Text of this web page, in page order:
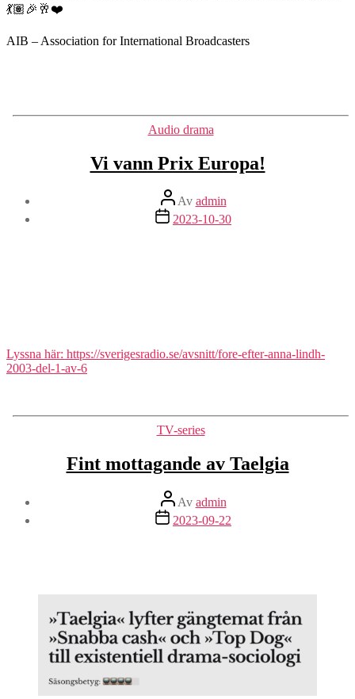
💃🏽🎉🥂❤️
AIB – Association for International Broadcasters
Kategorier
Audio drama
Vi vann Prix Europa!
Inläggsförfattare
Av admin
Inläggsdatum
2023-10-30
Lyssna här: https://sverigesradio.se/avsnitt/fore-efter-anna-lindh-
2003-del-1-av-6
Kategorier
TV-series
Fint mottagande av Taelgia
Inläggsförfattare
Av admin
Inläggsdatum
2023-09-22